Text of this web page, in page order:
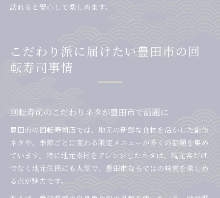
訪れると安心して楽しめます。
こだわり派に届けたい豊田市の回
転寿司事情
回転寿司のこだわりネタが豊田市で話題に
豊田市の回転寿司店では、地元の新鮮な食材を活かした創作
ネタや、季節ごとに変わる限定メニューが多くの話題を集め
ています。特に地元素材をアレンジしたネタは、観光客だけ
でなく地元住民にも人気で、豊田市ならではの味覚を楽しめ
る点が魅力です。